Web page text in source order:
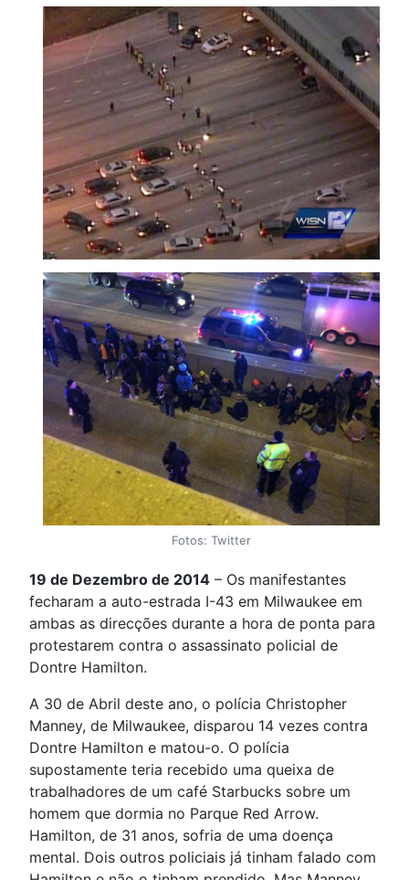
Fotos: Twitter
19 de Dezembro de 2014 – Os manifestantes
fecharam a auto-estrada I-43 em Milwaukee em
ambas as direcções durante a hora de ponta para
protestarem contra o assassinato policial de
Dontre Hamilton.
A 30 de Abril deste ano, o polícia Christopher
Manney, de Milwaukee, disparou 14 vezes contra
Dontre Hamilton e matou-o. O polícia
supostamente teria recebido uma queixa de
trabalhadores de um café Starbucks sobre um
homem que dormia no Parque Red Arrow.
Hamilton, de 31 anos, sofria de uma doença
mental. Dois outros policiais já tinham falado com